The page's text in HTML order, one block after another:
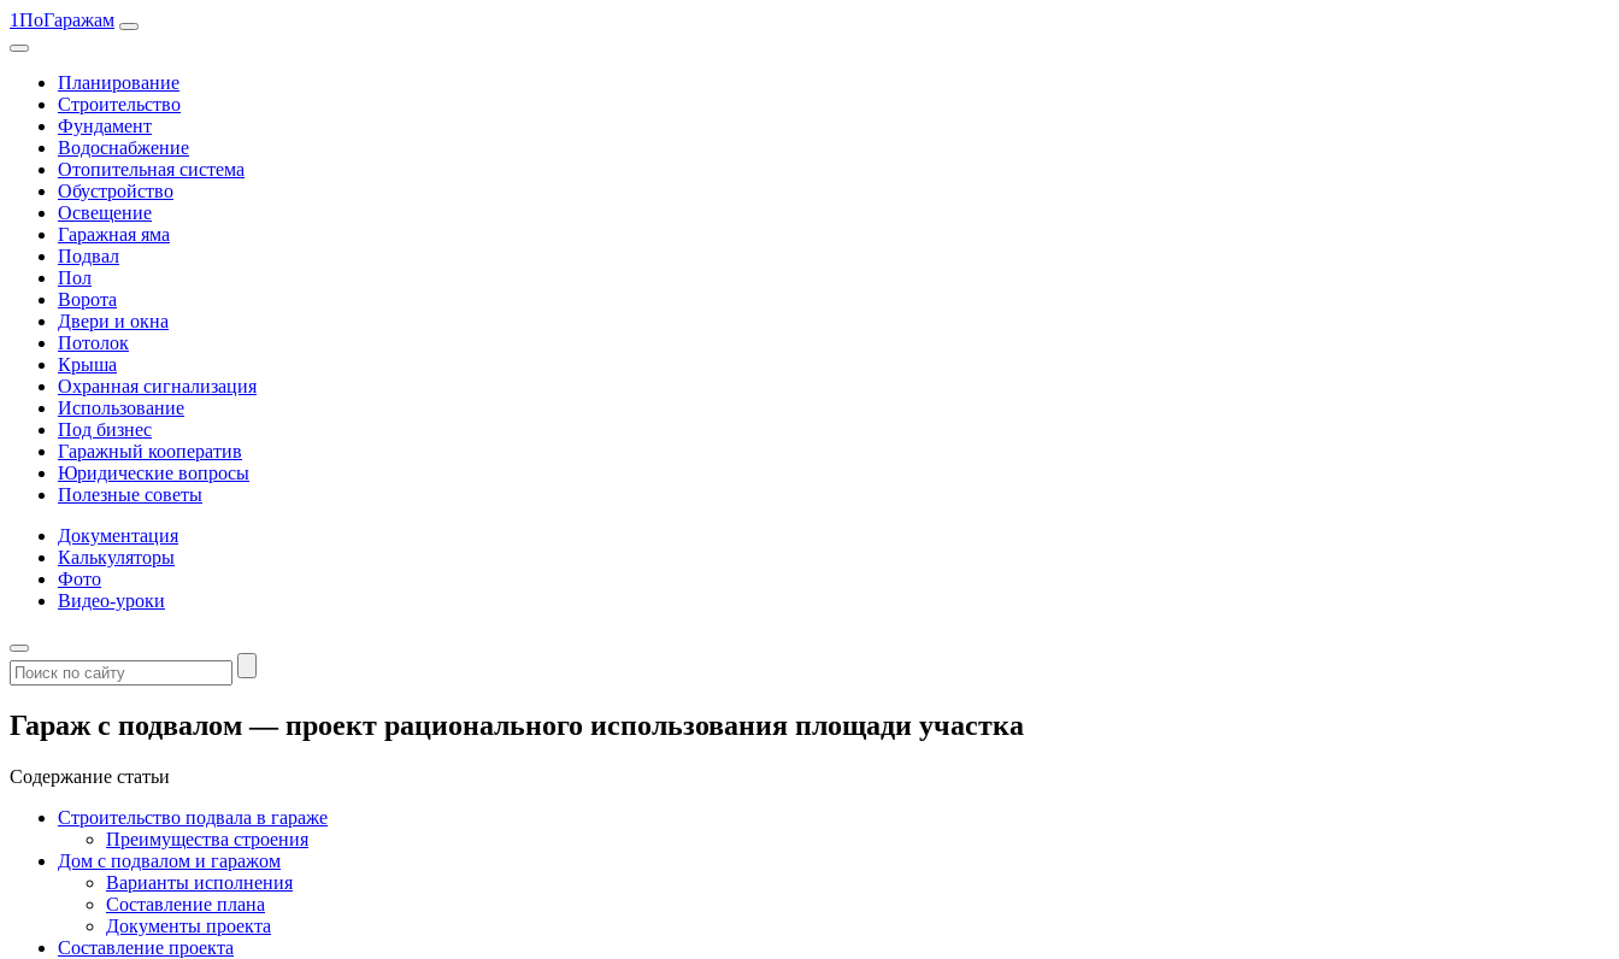
1ПоГаражам
Планирование
Строительство
Фундамент
Водоснабжение
Отопительная система
Обустройство
Освещение
Гаражная яма
Подвал
Пол
Ворота
Двери и окна
Потолок
Крыша
Охранная сигнализация
Использование
Под бизнес
Гаражный кооператив
Юридические вопросы
Полезные советы
Документация
Калькуляторы
Фото
Видео-уроки
Гараж с подвалом — проект рационального использования площади участка
Содержание статьи
Строительство подвала в гараже
Преимущества строения
Дом с подвалом и гаражом
Варианты исполнения
Составление плана
Документы проекта
Составление проекта